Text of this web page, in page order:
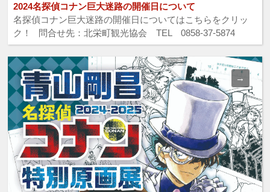
2024名探偵コナン巨大迷路の開催日について
名探偵コナン巨大迷路の開催日についてはこちらをクリッ
ク！ 問合せ先：北栄町観光協会 TEL 0858-37-5874